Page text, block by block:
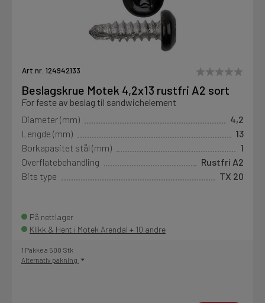
Art.nr. 124942133
Beslagskrue Motek 4,2x13 rustfri A2 sort
For feste av beslag til sandwichelement
Diameter (mm)
4,2
Lengde (mm)
13
Borkapasitet stål (mm)
1
Overflatebehandling
Rustfri A2
Bits type
TX 20
På nettlager
Klikk & Hent i Motek Arendal + 10 andre
1 Pakke a 500 Stk
Alternativ pakning